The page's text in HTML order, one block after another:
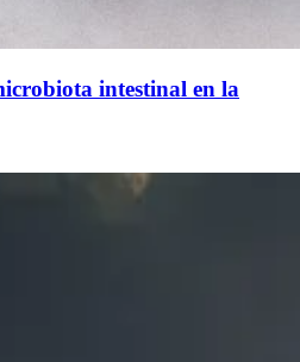
intestinal en la